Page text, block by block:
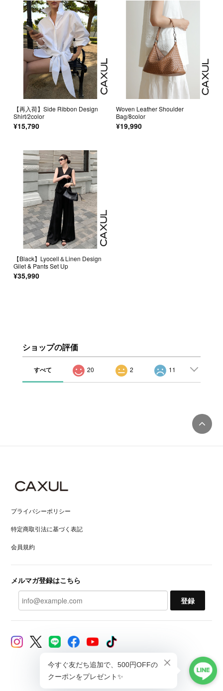
【再入荷】Side Ribbon Design
Shirt/2color
¥15,790
Woven Leather Shoulder
Bag/8color
¥19,990
【Black】Lyocell＆Linen Design
Gilet & Pants Set Up
¥35,990
ショップの評価
すべて 20 2 11
プライバシーポリシー
特定商取引法に基づく表記
会員規約
メルマガ登録はこちら
登録
© CAXUL